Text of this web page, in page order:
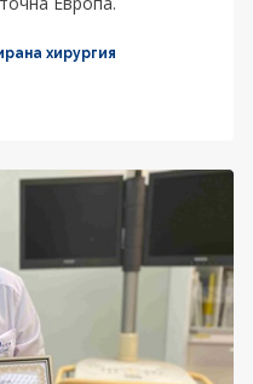
хирургия